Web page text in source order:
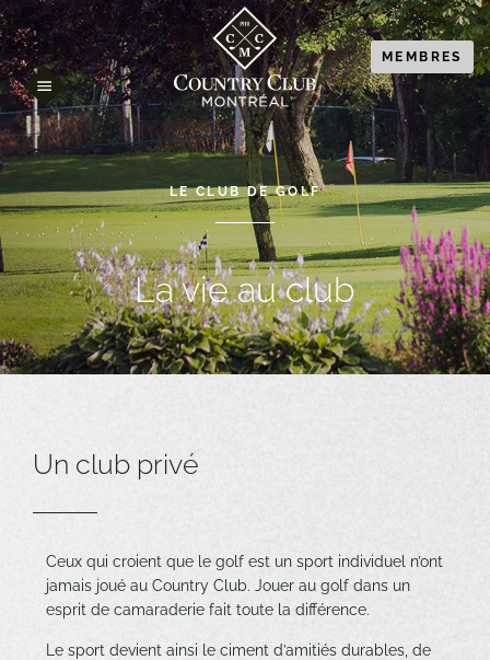
MEMBRES
LE CLUB DE GOLF
La vie au club
Un club privé
Ceux qui croient que le golf est un sport individuel n’ont
jamais joué au Country Club. Jouer au golf dans un
esprit de camaraderie fait toute la différence.
Le sport devient ainsi le ciment d’amitiés durables, de